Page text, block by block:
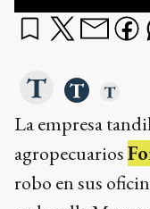
La empresa
agropecuarios
robo en sus